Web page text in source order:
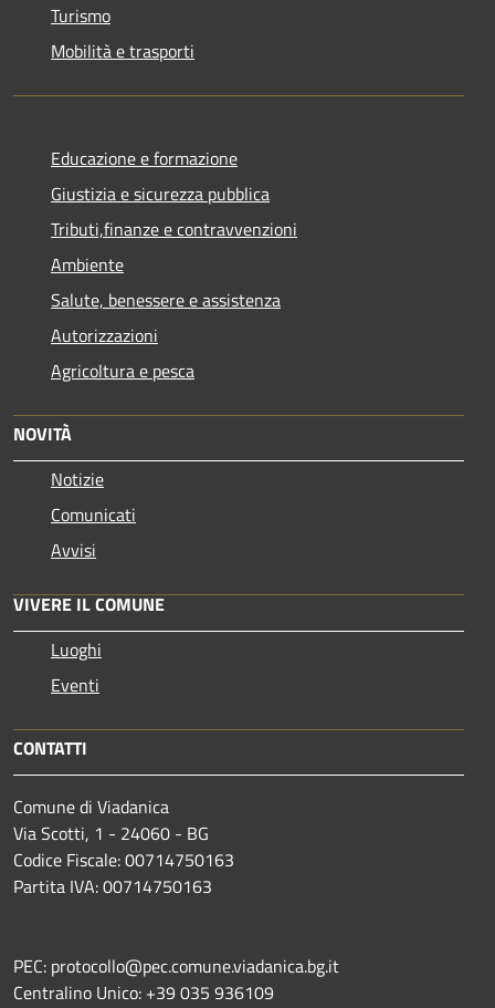
Turismo
Mobilità e trasporti
Educazione e formazione
Giustizia e sicurezza pubblica
Tributi,finanze e contravvenzioni
Ambiente
Salute, benessere e assistenza
Autorizzazioni
Agricoltura e pesca
NOVITÀ
Notizie
Comunicati
Avvisi
VIVERE IL COMUNE
Luoghi
Eventi
CONTATTI
Comune di Viadanica
Via Scotti, 1 - 24060 - BG
Codice Fiscale: 00714750163
Partita IVA: 00714750163
PEC: protocollo@pec.comune.viadanica.bg.it
Centralino Unico: +39 035 936109